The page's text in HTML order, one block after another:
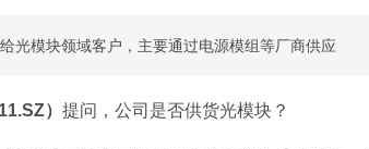
光模块领域客户，主要通过电源模组等厂商供应
） 提问，公司是否供货光模块？